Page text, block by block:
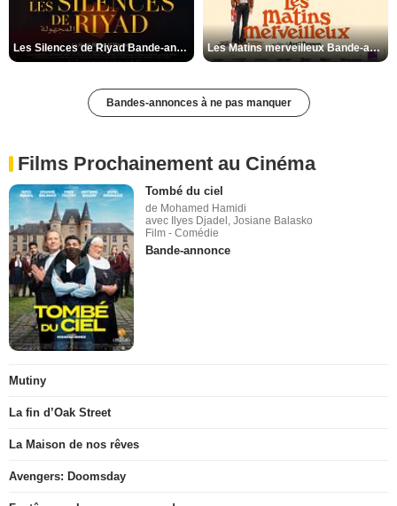
Les Silences de Riyad Bande-annonce VO STFR Les Matins merveilleux Bande-annonce VF
Bandes-annonces à ne pas manquer
Films Prochainement au Cinéma
Tombé du ciel
de Mohamed Hamidi
avec Ilyes Djadel, Josiane Balasko
Film - Comédie
Bande-annonce
Mutiny
La fin d’Oak Street
La Maison de nos rêves
Avengers: Doomsday